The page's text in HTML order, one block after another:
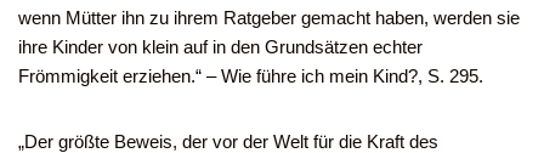
wenn Mütter ihn zu ihrem Ratgeber gemacht haben, werden sie
ihre Kinder von klein auf in den Grundsätzen echter
Frömmigkeit erziehen.“ – Wie führe ich mein Kind?, S. 295.
„Der größte Beweis, der vor der Welt für die Kraft des